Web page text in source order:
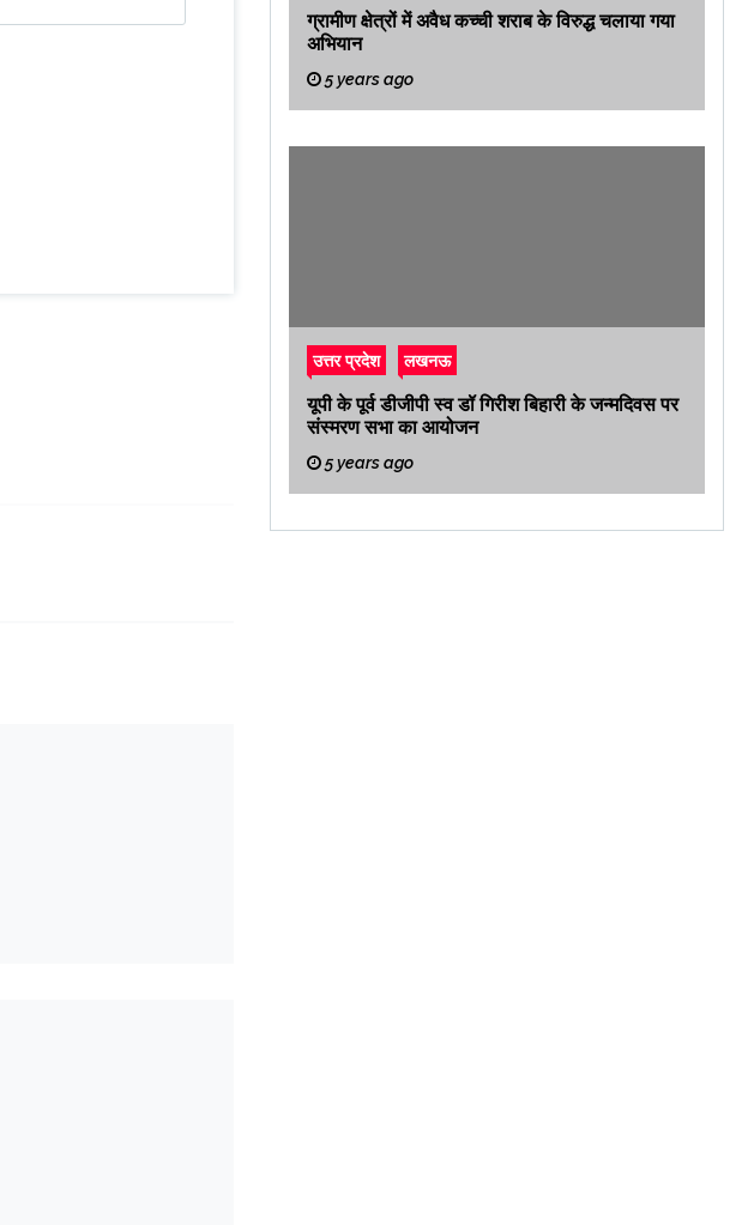
ग्रामीण क्षेत्रों में अवैध कच्ची शराब के विरुद्ध चलाया गया
अभियान
5 years ago
उत्तर प्रदेश लखनऊ
यूपी के पूर्व डीजीपी स्व डॉ गिरीश बिहारी के जन्मदिवस पर
संस्मरण सभा का आयोजन
5 years ago